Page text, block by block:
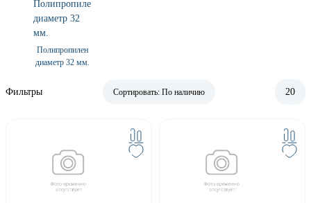
Полипропилен
диаметр 32 мм.
Фильтры Сортировать: По наличию 20